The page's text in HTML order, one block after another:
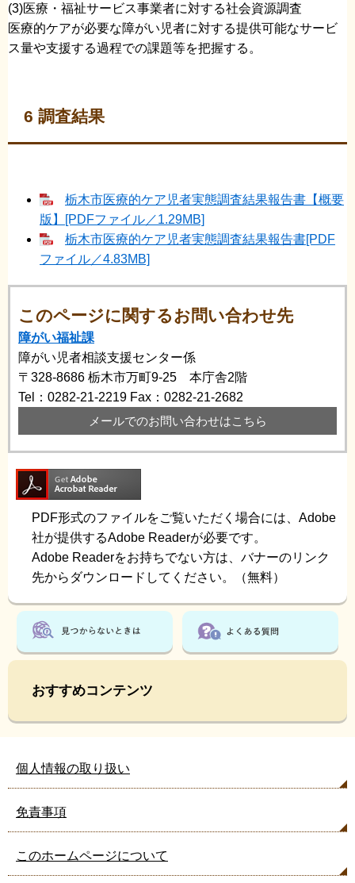
(3)医療・福祉サービス事業者に対する社会資源調査
医療的ケアが必要な障がい児者に対する提供可能なサービ
ス量や支援する過程での課題等を把握する。
6 調査結果
栃木市医療的ケア児者実態調査結果報告書【概要
版】[PDFファイル／1.29MB]
栃木市医療的ケア児者実態調査結果報告書[PDF
ファイル／4.83MB]
このページに関するお問い合わせ先
障がい福祉課
障がい児者相談支援センター係
〒328-8686 栃木市万町9-25 本庁舎2階
Tel：0282-21-2219 Fax：0282-21-2682
メールでのお問い合わせはこちら
PDF形式のファイルをご覧いただく場合には、Adobe
社が提供するAdobe Readerが必要です。
Adobe Readerをお持ちでない方は、バナーのリンク
先からダウンロードしてください。（無料）
おすすめコンテンツ
個人情報の取り扱い
免責事項
このホームページについて